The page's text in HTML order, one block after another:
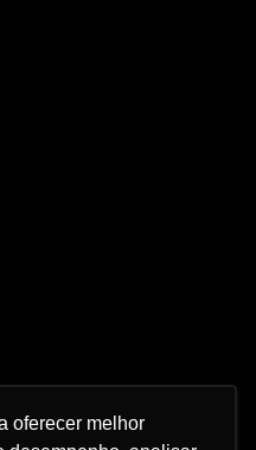
oferecer melhor
oferecer melhor